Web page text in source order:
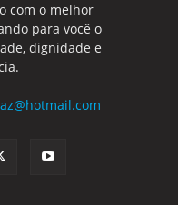
com o melhor
para você o
dignidade e